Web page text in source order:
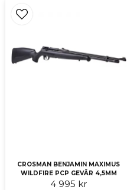
CROSMAN BENJAMIN MAXIMUS
WILDFIRE PCP GEVÄR 4,5MM
4 995 kr